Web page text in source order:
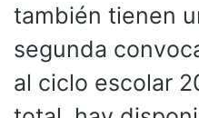
también tienen
segunda
al ciclo escolar